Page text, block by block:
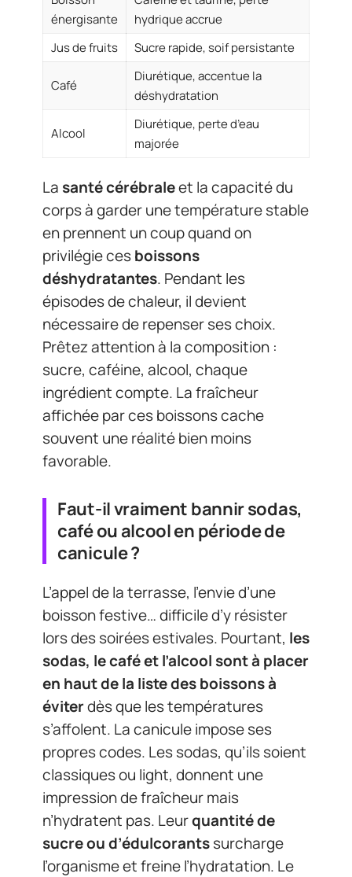
énergisante
hydrique accrue
Jus de fruits
Sucre rapide, soif persistante
Café
Diurétique, accentue la
déshydratation
Alcool
Diurétique, perte d’eau
majorée
La santé cérébraleet la capacité du
corps à garder une température stable
en prennent un coup quand on
privilégie cesboissons
déshydratantes. Pendant les
épisodes de chaleur, il devient
nécessaire de repenser ses choix.
Prêtez attention à la composition :
sucre, caféine, alcool, chaque
ingrédient compte. La fraîcheur
affichée par ces boissons cache
souvent une réalité bien moins
favorable.
Faut-il vraiment bannir sodas,
café ou alcool en période de
canicule ?
L’appel de la terrasse, l’envie d’une
boisson festive… difficile d’y résister
lors des soirées estivales. Pourtant, les
sodas, le café et l’alcool sont à placer
en haut de la liste des boissons à
éviterdès que les températures
s’affolent. La canicule impose ses
propres codes. Les sodas, qu’ils soient
classiques ou light, donnent une
impression de fraîcheur mais
n’hydratent pas. Leurquantité de
sucre ou d’édulcorantssurcharge
l’organisme et freine l’hydratation. Le